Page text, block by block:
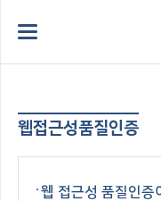
웹접근성품질인증
웹 접근성 품질인증